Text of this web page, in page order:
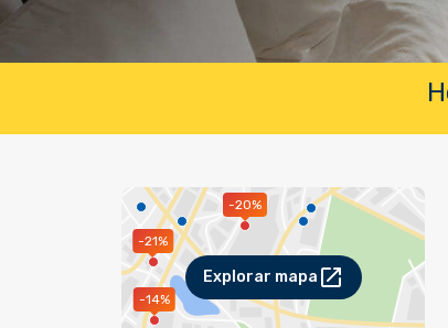
-20%
-21%
-14%
Explorar mapa